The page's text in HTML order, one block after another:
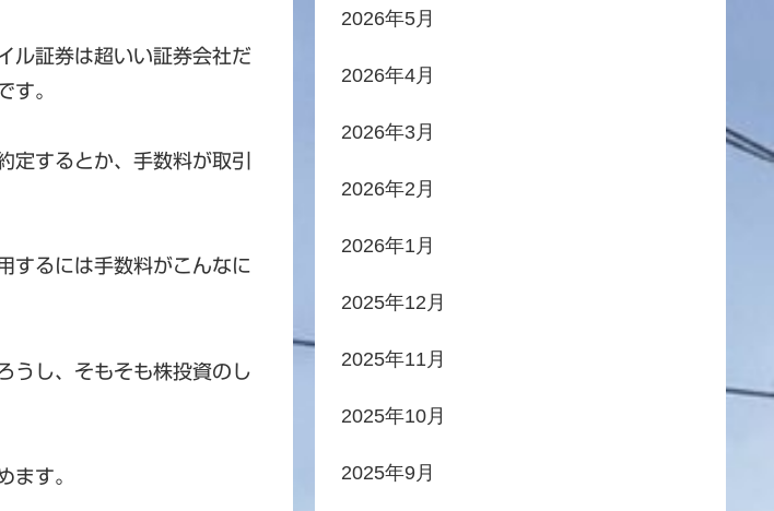
ル証券は超いい証券会社だ
す。
定するとか、手数料が取引
するには手数料がこんなに
うし、そもそも株投資のし
ます。
2026年5月
2026年4月
2026年3月
2026年2月
2026年1月
2025年12月
2025年11月
2025年10月
2025年9月